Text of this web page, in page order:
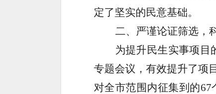
定了坚实的民意基础。
二、严谨论证筛选，
为提升民生实事项目
专题会议，有效提升了项
对全市范围内征集到的67